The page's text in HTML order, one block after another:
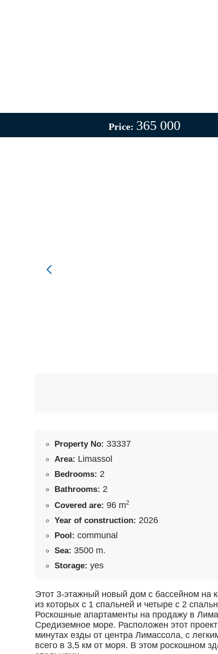
Price: 365 000
Property No: 33337
Area: Limassol
Bedrooms: 2
Bathrooms: 2
Covered are: 96 m2
Year of construction: 2026
Pool: communal
Sea: 3500 m.
Storage: yes
Этот 3-этажный новый дом с бассейном на
из которых с 1 спальней и четыре с 2
Роскошные апартаменты на продажу в
Средиземное море. Расположен этот
минутах езды от центра Лимассола, с
всего в 3,5 км от моря. В этом роскошном